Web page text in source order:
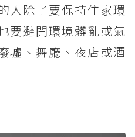
人除了要保持住家環
要避開環境髒亂或氣
墟、舞廳、夜店或酒